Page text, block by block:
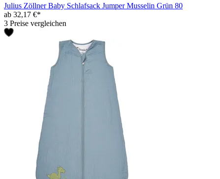
Julius Zöllner Baby Schlafsack Jumper Musselin Grün 80
ab 32,17 €*
3 Preise vergleichen